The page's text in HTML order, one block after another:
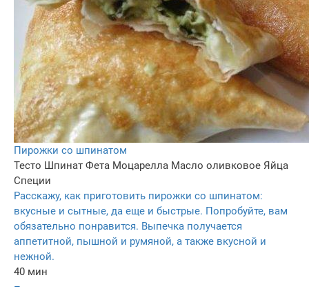
Пирожки со шпинатом
Тесто Шпинат Фета Моцарелла Масло оливковое Яйца
Специи
Расскажу, как приготовить пирожки со шпинатом:
вкусные и сытные, да еще и быстрые. Попробуйте, вам
обязательно понравится. Выпечка получается
аппетитной, пышной и румяной, а также вкусной и
нежной.
40 мин
–